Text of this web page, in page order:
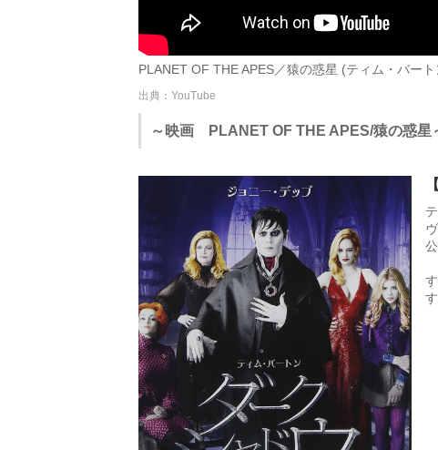
PLANET OF THE APES／猿の惑星 (ティム・バー
出典：YouTube
～映画 PLANET OF THE APES/猿の惑星